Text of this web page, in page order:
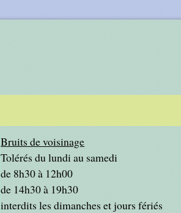
Bruits de voisinage
Tolérés du lundi au samedi
de 8h30 à 12h00
de 14h30 à 19h30
interdits les dimanches et jours fériés